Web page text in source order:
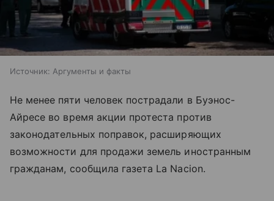
Источник: Аргументы и факты
Не менее пяти человек пострадали в Буэнос-
Айресе во время акции протеста против
законодательных поправок, расширяющих
возможности для продажи земель иностранным
гражданам, сообщила газета La Nacion.